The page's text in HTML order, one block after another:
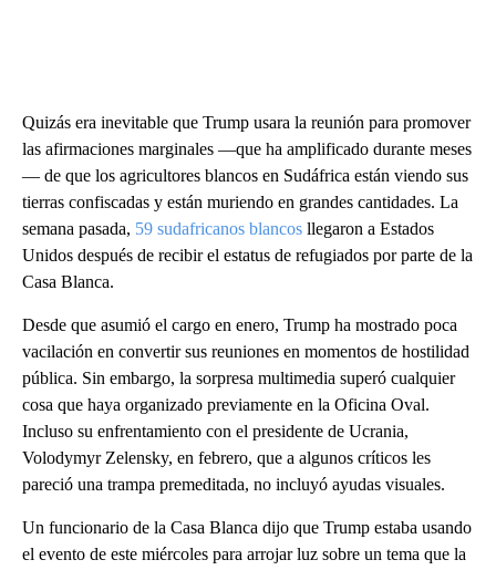
Quizás era inevitable que Trump usara la reunión para promover
las afirmaciones marginales —que ha amplificado durante meses
— de que los agricultores blancos en Sudáfrica están viendo sus
tierras confiscadas y están muriendo en grandes cantidades. La
semana pasada, 59 sudafricanos blancos llegaron a Estados
Unidos después de recibir el estatus de refugiados por parte de la
Casa Blanca.
Desde que asumió el cargo en enero, Trump ha mostrado poca
vacilación en convertir sus reuniones en momentos de hostilidad
pública. Sin embargo, la sorpresa multimedia superó cualquier
cosa que haya organizado previamente en la Oficina Oval.
Incluso su enfrentamiento con el presidente de Ucrania,
Volodymyr Zelensky, en febrero, que a algunos críticos les
pareció una trampa premeditada, no incluyó ayudas visuales.
Un funcionario de la Casa Blanca dijo que Trump estaba usando
el evento de este miércoles para arrojar luz sobre un tema que la